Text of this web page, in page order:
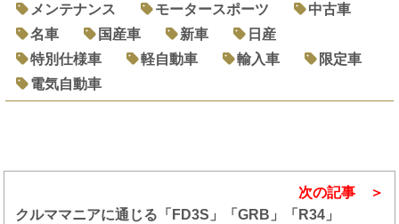
メンテナンス
モータースポーツ
中古車
名車
国産車 新車
日産
特別仕様車
軽自動車 輸入車
限定車
電気自動車
次の記事
クルママニアに通じる「FD3S」「GRB」「R34」